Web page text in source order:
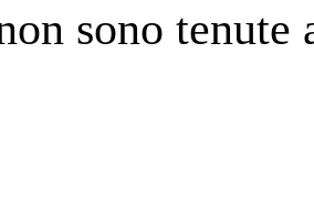
sono